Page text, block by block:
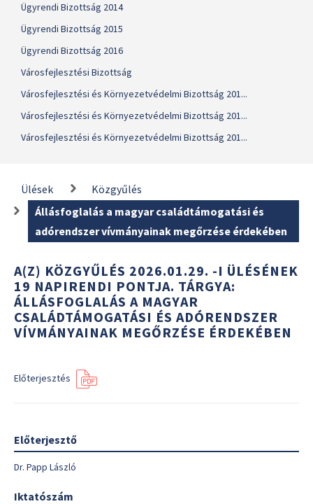
Ügyrendi Bizottság 2014
Ügyrendi Bizottság 2015
Ügyrendi Bizottság 2016
Városfejlesztési Bizottság
Városfejlesztési és Környezetvédelmi Bizottság 201...
Városfejlesztési és Környezetvédelmi Bizottság 201...
Városfejlesztési és Környezetvédelmi Bizottság 201...
Ülések
Közgyűlés
Állásfoglalás a magyar családtámogatási és
adórendszer vívmányainak megőrzése érdekében
A(Z) KÖZGYŰLÉS 2026.01.29. -I ÜLÉSÉNEK
19 NAPIRENDI PONTJA. TÁRGYA:
ÁLLÁSFOGLALÁS A MAGYAR
CSALÁDTÁMOGATÁSI ÉS ADÓRENDSZER
VÍVMÁNYAINAK MEGŐRZÉSE ÉRDEKÉBEN
Előterjesztés
Előterjesztő
Dr. Papp László
Iktatószám